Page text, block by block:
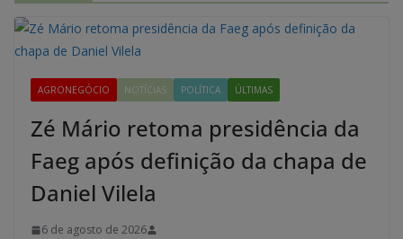
AGRONEGÓCIO NOTÍCIAS POLÍTICA ÚLTIMAS
Zé Mário retoma presidência da
Faeg após definição da chapa de
Daniel Vilela
6 de agosto de 2026